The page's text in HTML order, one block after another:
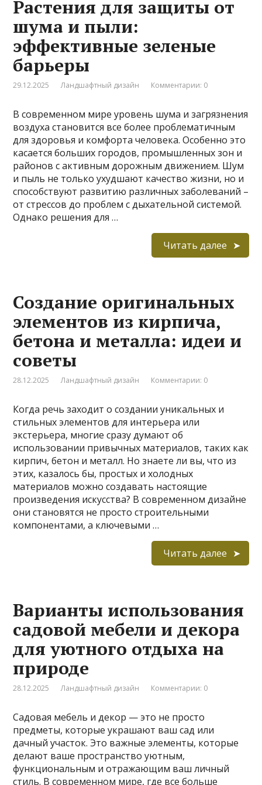
Растения для защиты от
шума и пыли:
эффективные зеленые
барьеры
29.12.2025 Ландшафтный дизайн Комментарии: 0
В современном мире уровень шума и загрязнения
воздуха становится все более проблематичным
для здоровья и комфорта человека. Особенно это
касается больших городов, промышленных зон и
районов с активным дорожным движением. Шум
и пыль не только ухудшают качество жизни, но и
способствуют развитию различных заболеваний –
от стрессов до проблем с дыхательной системой.
Однако решения для …
Читать далее
Создание оригинальных
элементов из кирпича,
бетона и металла: идеи и
советы
28.12.2025 Ландшафтный дизайн Комментарии: 0
Когда речь заходит о создании уникальных и
стильных элементов для интерьера или
экстерьера, многие сразу думают об
использовании привычных материалов, таких как
кирпич, бетон и металл. Но знаете ли вы, что из
этих, казалось бы, простых и холодных
материалов можно создавать настоящие
произведения искусства? В современном дизайне
они становятся не просто строительными
компонентами, а ключевыми …
Читать далее
Варианты использования
садовой мебели и декора
для уютного отдыха на
природе
28.12.2025 Ландшафтный дизайн Комментарии: 0
Садовая мебель и декор — это не просто
предметы, которые украшают ваш сад или
дачный участок. Это важные элементы, которые
делают ваше пространство уютным,
функциональным и отражающим ваш личный
стиль. В современном мире, где все больше